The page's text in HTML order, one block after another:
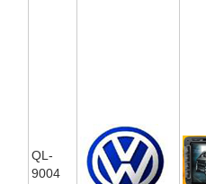
QL-
9004